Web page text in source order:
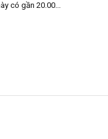
có gần 20.00...